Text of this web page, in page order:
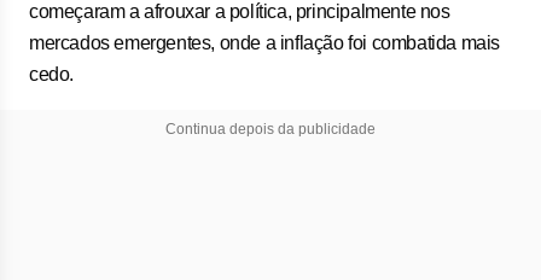
começaram a afrouxar a política, principalmente nos
mercados emergentes, onde a inflação foi combatida mais
cedo.
Continua depois da publicidade